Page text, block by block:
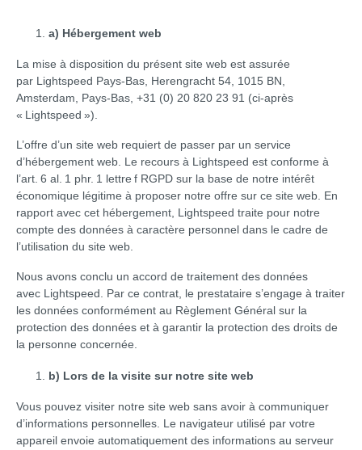
a) Hébergement web
La mise à disposition du présent site web est assurée
par Lightspeed Pays-Bas, Herengracht 54, 1015 BN,
Amsterdam, Pays-Bas, +31 (0) 20 820 23 91 (ci-après
« Lightspeed »).
L’offre d’un site web requiert de passer par un service
d’hébergement web. Le recours à Lightspeed est conforme à
l’art. 6 al. 1 phr. 1 lettre f RGPD sur la base de notre intérêt
économique légitime à proposer notre offre sur ce site web. En
rapport avec cet hébergement, Lightspeed traite pour notre
compte des données à caractère personnel dans le cadre de
l’utilisation du site web.
Nous avons conclu un accord de traitement des données
avec Lightspeed. Par ce contrat, le prestataire s’engage à traiter
les données conformément au Règlement Général sur la
protection des données et à garantir la protection des droits de
la personne concernée.
b) Lors de la visite sur notre site web
Vous pouvez visiter notre site web sans avoir à communiquer
d’informations personnelles. Le navigateur utilisé par votre
appareil envoie automatiquement des informations au serveur